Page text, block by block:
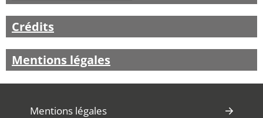
Crédits
Mentions légales
Mentions légales